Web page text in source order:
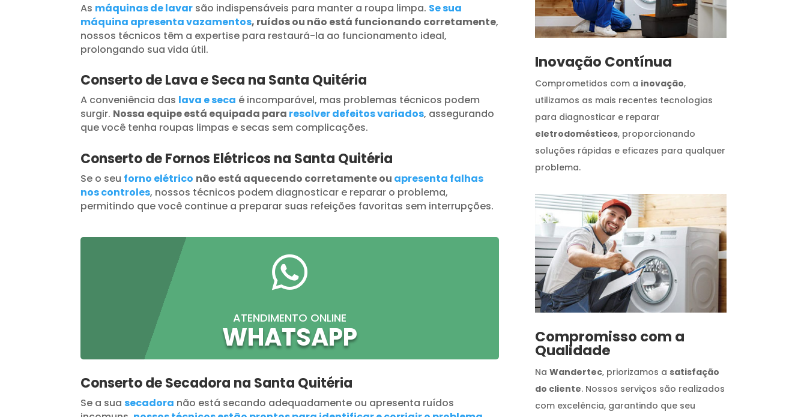
As máquinas de lavar são indispensáveis para manter a roupa limpa. Se sua
máquina apresenta vazamentos, ruídos ou não está funcionando corretamente,
nossos técnicos têm a expertise para restaurá-la ao funcionamento ideal,
prolongando sua vida útil.
Conserto de Lava e Seca na Santa Quitéria
A conveniência das lava e seca é incomparável, mas problemas técnicos podem
surgir. Nossa equipe está equipada para resolver defeitos variados, assegurando
que você tenha roupas limpas e secas sem complicações.
Conserto de Fornos Elétricos na Santa Quitéria
Se o seu forno elétrico não está aquecendo corretamente ou apresenta falhas
nos controles, nossos técnicos podem diagnosticar e reparar o problema,
permitindo que você continue a preparar suas refeições favoritas sem interrupções.

ATENDIMENTO ONLINE
WHATSAPP
Conserto de Secadora na Santa Quitéria
Se a suasecadora não está secando adequadamente ou apresenta ruídos
Inovação Contínua
Comprometidos com a inovação,
utilizamos as mais recentes tecnologias
para diagnosticar e reparar
eletrodomésticos, proporcionando
soluções rápidas e eficazes para qualquer
problema.
Compromisso com a
Qualidade
Na Wandertec, priorizamos a satisfação
do cliente. Nossos serviços são realizados
com excelência, garantindo que seu